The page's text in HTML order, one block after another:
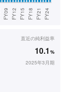
直近の純利益率
10.1 %
2025年3月期